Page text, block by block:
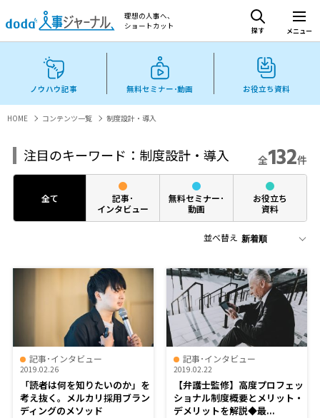
理想の人事へ、
ショートカット
探す メニュー
ノウハウ記事 無料セミナー･動画 お役立ち資料
HOME コンテンツ一覧 制度設計・導入
注目のキーワード：制度設計・導入 全132件
全て
記事･
インタビュー
無料セミナー･
動画
お役立ち
資料
並べ替え
記事･インタビュー
2019.02.26
「読者は何を知りたいのか」を
考え抜く。メルカリ採用ブラン
ディングのメソッド
記事･インタビュー
2019.02.22
【弁護士監修】高度プロフェッ
ショナル制度概要とメリット・
デメリットを解説◆最...